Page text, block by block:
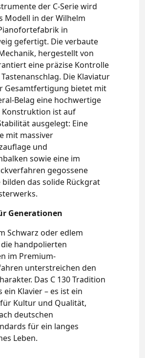
der C-Serie wird
Modell in der Wilhelm
in
gefertigt. Die verbaute
hergestellt von
eine präzise Kontrolle
Die Klaviatur
Gesamtfertigung bietet mit
Belag eine hochwertige
Konstruktion ist auf
ausgelegt: Eine
mit massiver
und
sowie eine im
gegossene
bilden das solide Rückgrat
Generationen
Schwarz oder edlem
handpolierten
im Premium-
unterstreichen den
Das C 130 Tradition
ein Klavier – es ist ein
Kultur und Qualität,
deutschen
für ein langes
Leben.